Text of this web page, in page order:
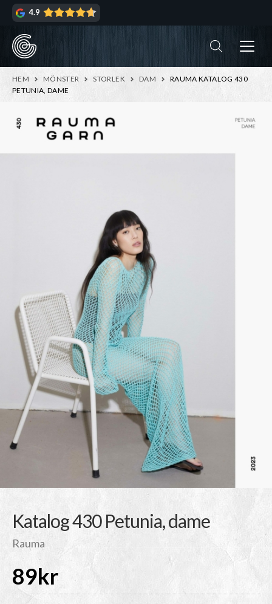
Hoppa
navigering
Hoppa
innehåll
4.9
HEM MÖNSTER STORLEK DAM
RAUMA KATALOG 430
PETUNIA, DAME
Katalog 430 Petunia, dame
Rauma
89kr